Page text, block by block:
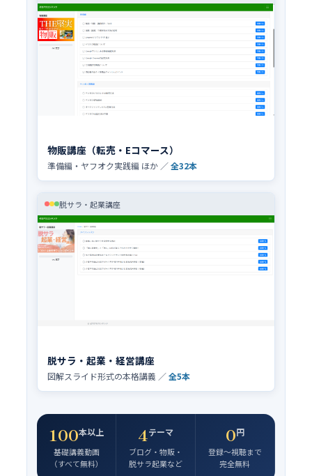
物販講座（転売・Eコマース）
準備編・ヤフオク実践編 ほか ／全32本
脱サラ・起業講座
脱サラ・起業・経営講座
図解スライド形式の本格講義 ／全5本
100本以上
基礎講義動画
（すべて無料）
4テーマ
ブログ・物販・
脱サラ起業など
0円
登録〜視聴まで
完全無料